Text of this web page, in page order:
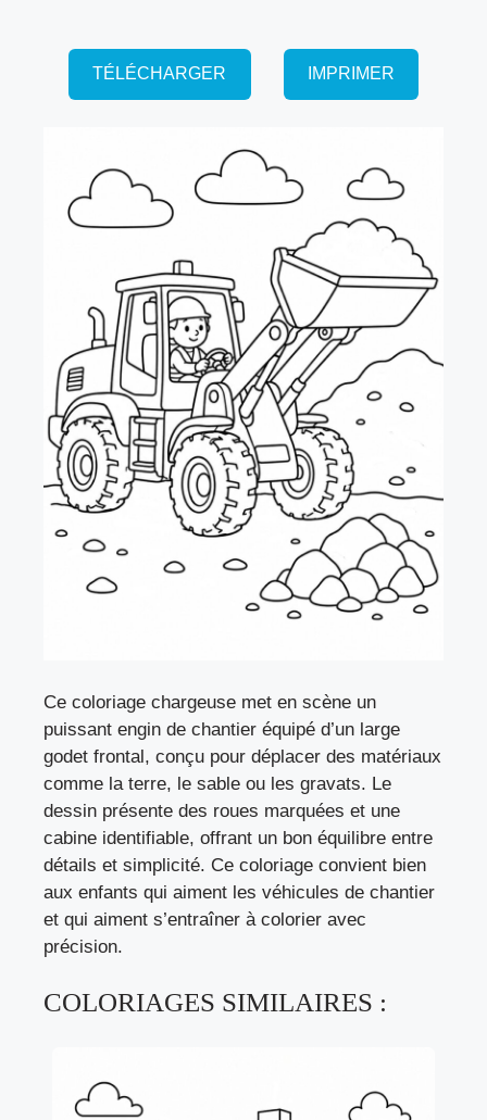
TÉLÉCHARGER IMPRIMER
Ce coloriage chargeuse met en scène un
puissant engin de chantier équipé d’un large
godet frontal, conçu pour déplacer des matériaux
comme la terre, le sable ou les gravats. Le
dessin présente des roues marquées et une
cabine identifiable, offrant un bon équilibre entre
détails et simplicité. Ce coloriage convient bien
aux enfants qui aiment les véhicules de chantier
et qui aiment s’entraîner à colorier avec
précision.
COLORIAGES SIMILAIRES :